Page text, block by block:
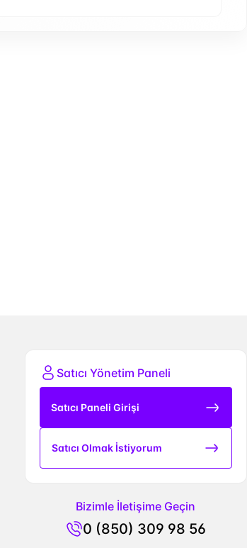
Satıcı Yönetim Paneli
Satıcı Paneli Girişi
Satıcı Olmak İstiyorum
Bizimle İletişime Geçin
0 (850) 309 98 56